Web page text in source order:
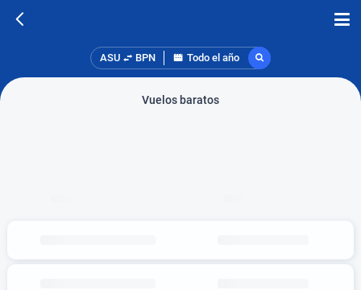
ASU BPN Todo el año
Vuelos baratos